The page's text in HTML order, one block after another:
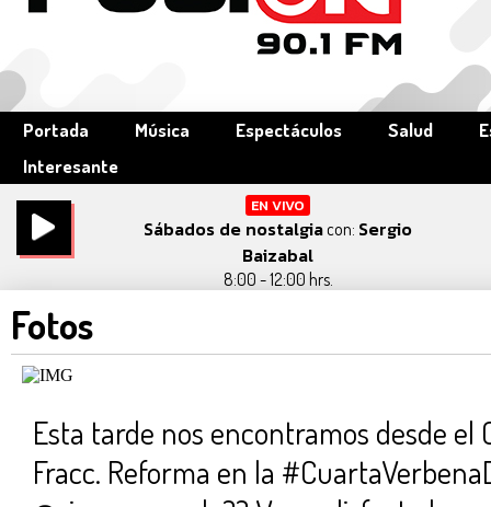
Portada Música Espectáculos Salud
Interesante
EN VIVO
Sábados de nostalgiacon: Sergio
Baizabal
8:00 - 12:00 hrs.
Fotos
Esta tarde nos encontramos desde el
Fracc. Reforma en la